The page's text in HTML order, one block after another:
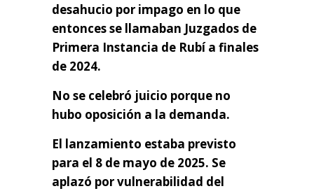
desahucio por impago en lo que
entonces se llamaban Juzgados de
Primera Instancia de Rubí a finales
de 2024.
No se celebró juicio porque no
hubo oposición a la demanda.
El lanzamiento estaba previsto
para el 8 de mayo de 2025. Se
aplazó por vulnerabilidad del